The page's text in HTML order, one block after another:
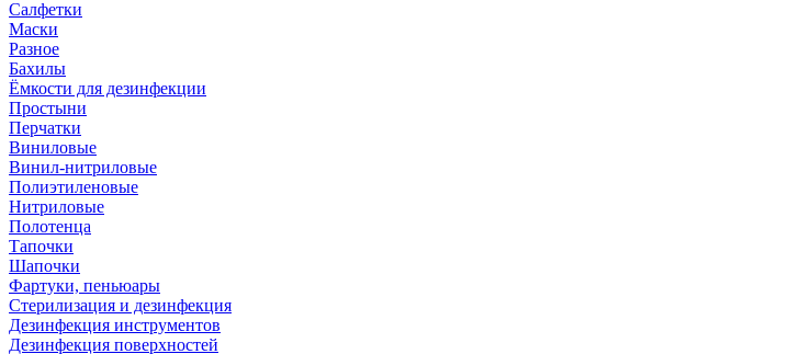
Салфетки
Маски
Разное
Бахилы
Ёмкости для дезинфекции
Простыни
Перчатки
Виниловые
Винил-нитриловые
Полиэтиленовые
Нитриловые
Полотенца
Тапочки
Шапочки
Фартуки, пеньюары
Стерилизация и дезинфекция
Дезинфекция инструментов
Дезинфекция поверхностей